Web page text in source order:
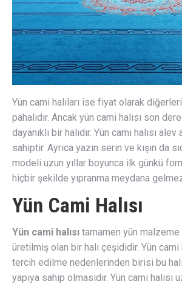
Yün cami halıları ise fiyat olarak
pahalıdır. Ancak yün cami halısı son
dayanıklı bir halıdır. Yün cami halısı
sahiptir. Ayrıca yazın serin ve kışın da
modeli uzun yıllar boyunca ilk günkü
hiçbir şekilde yıpranma meydana
Yün Cami Halısı
Yün cami halısı tamamen yün malzeme
üretilmiş olan bir halı çeşididir. Yün cami
tercih edilme nedenlerinden birisi bu
yapıya sahip olmasıdır. Yün cami halısı